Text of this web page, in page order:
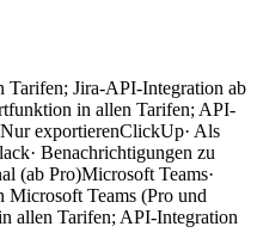
Tarifen; Jira-API-Integration ab
in allen Tarifen; API-
Nur exportierenClickUp· Als
· Benachrichtigungen zu
(ab Pro)Microsoft Teams·
Microsoft Teams (Pro und
allen Tarifen; API-Integration